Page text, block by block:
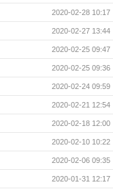
2020-02-28 10:17
2020-02-27 13:44
2020-02-25 09:47
2020-02-25 09:36
2020-02-24 09:59
2020-02-21 12:54
2020-02-18 12:00
2020-02-10 10:22
2020-02-06 09:35
2020-01-31 12:17